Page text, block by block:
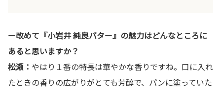
ー改めて『小岩井 純良バター』の魅力はどんなところに
あると思いますか？
松瀬： やはり１番の特長は華やかな香りですね。口に入れ
たときの香りの広がりがとても芳醇で、パンに塗っていた